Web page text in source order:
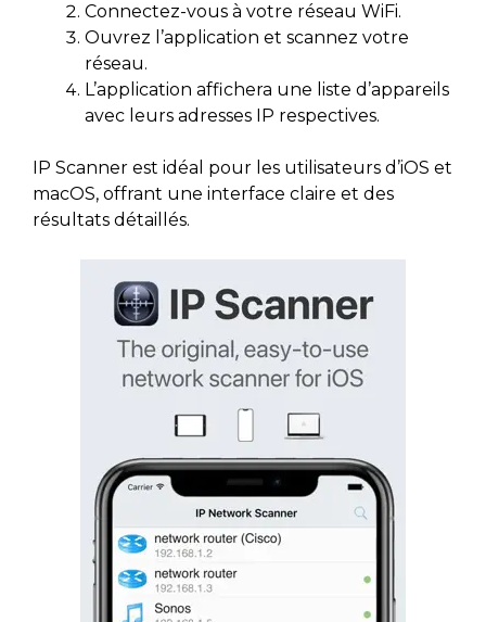
Connectez-vous à votre réseau WiFi.
Ouvrez l’application et scannez votre
réseau.
L’application affichera une liste d’appareils
avec leurs adresses IP respectives.
IP Scanner est idéal pour les utilisateurs d’iOS et
macOS, offrant une interface claire et des
résultats détaillés.